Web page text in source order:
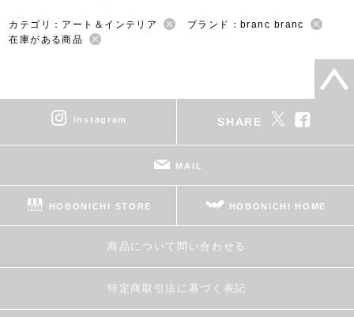
カテゴリ：アート＆インテリア
ブランド：branc branc
在庫がある商品
instagram SHARE
MAIL
HOBONICHI STORE HOBONICHI HOME
商品について問い合わせる
特定商取引法に基づく表記